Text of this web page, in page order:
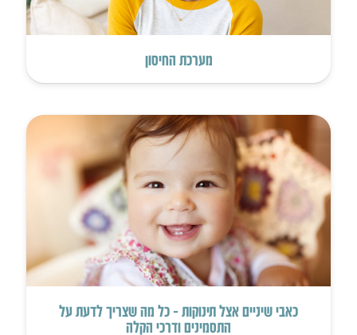
מערכת החיסון
כאבי שיניים אצל תינוקות – כל מה שצריך לדעת על
התסמינים ודרכי הקלה